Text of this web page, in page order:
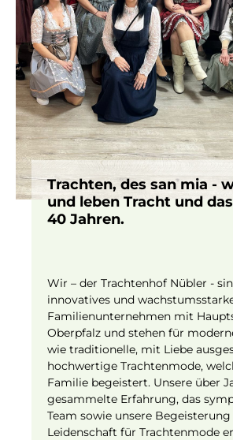
Trachten, des san mia -
und leben Tracht und
40 Jahren.
Wir – der Trachtenhof Nübler -
innovatives und
Familienunternehmen mit
Oberpfalz und stehen für
wie traditionelle, mit Liebe
hochwertige Trachtenmode,
Familie begeistert. Unsere über
gesammelte Erfahrung, das
Team sowie unsere
Leidenschaft für Trachtenmode